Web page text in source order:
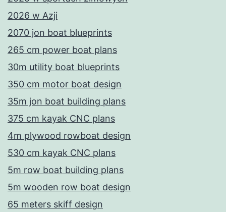
2026 w Azji
2070 jon boat blueprints
265 cm power boat plans
30m utility boat blueprints
350 cm motor boat design
35m jon boat building plans
375 cm kayak CNC plans
4m plywood rowboat design
530 cm kayak CNC plans
5m row boat building plans
5m wooden row boat design
65 meters skiff design